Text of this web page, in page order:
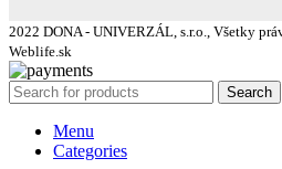
2022 DONA - UNIVERZÁL, s.r.o., Všetky
Weblife.sk
Search
Menu
Categories